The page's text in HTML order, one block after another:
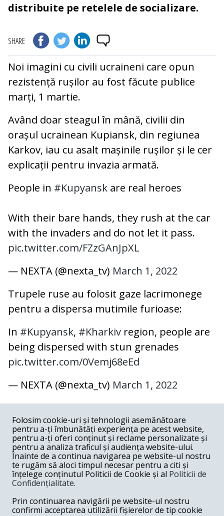
distribuite pe retelele de socializare.
SHARE
Noi imagini cu civili ucraineni care opun
rezistență rușilor au fost făcute publice
marți, 1 martie.
Având doar steagul în mână, civilii din
orașul ucrainean Kupiansk, din regiunea
Karkov, iau cu asalt mașinile rușilor și le cer
explicații pentru invazia armată.
People in #Kupyansk are real heroes
With their bare hands, they rush at the car
with the invaders and do not let it pass.
pic.twitter.com/FZzGAnJpXL
— NEXTA (@nexta_tv) March 1, 2022
Trupele ruse au folosit gaze lacrimonege
pentru a dispersa mutimile furioase:
In #Kupyansk, #Kharkiv region, people are
being dispersed with stun grenades
pic.twitter.com/0Vemj68eEd
— NEXTA (@nexta_tv) March 1, 2022
COMENTARII
Nume
Email
Folosim cookie-uri și tehnologii asemănătoare
pentru a-ți îmbunătăți experiența pe acest website,
pentru a-ți oferi conținut și reclame personalizate și
pentru a analiza traficul și audiența website-ului.
Înainte de a continua navigarea pe website-ul nostru
te rugăm să aloci timpul necesar pentru a citi și
înțelege conținutul Politicii de Cookie și al Politicii de
Confidențialitate.
Prin continuarea navigării pe website-ul nostru
confirmi acceptarea utilizării fișierelor de tip cookie